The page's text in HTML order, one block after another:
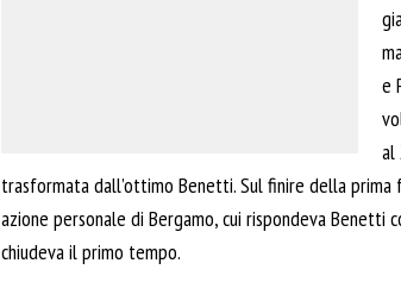
e
al
trasformata dall’ottimo Benetti. Sul finire della prima
azione personale di Bergamo, cui rispondeva
chiudeva il primo tempo.